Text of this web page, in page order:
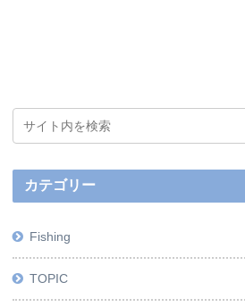
カテゴリー
Fishing
TOPIC